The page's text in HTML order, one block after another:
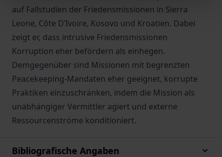
auf Fallstudien der Friedensmissionen in Sierra
Leone, Côte D’Ivoire, Kosovo und Kroatien. Dabei
zeigt er, dass intrusive Friedensmissionen
Korruption eher befördern als einhegen.
Demgegenüber sind Missionen mit begrenzten
Peacekeeping-Mandaten eher geeignet, korrupte
Praktiken einzuschränken, indem die Mission als
unabhängiger Vermittler agiert und externe
Ressourcenströme konditioniert.
Bibliografische Angaben